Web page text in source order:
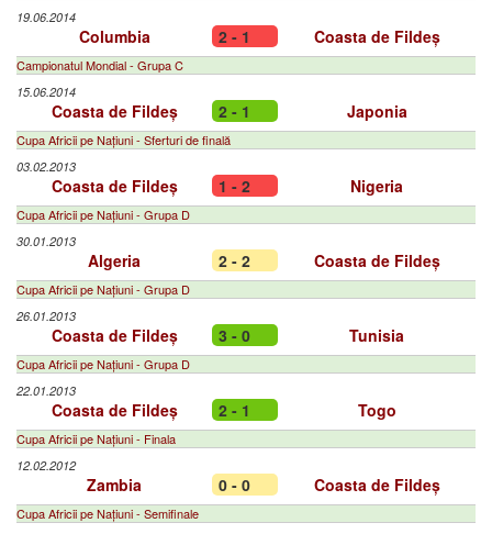
19.06.2014
Columbia 2 - 1 Coasta de Fildeș
Campionatul Mondial - Grupa C
15.06.2014
Coasta de Fildeș 2 - 1 Japonia
Cupa Africii pe Națiuni - Sferturi de finală
03.02.2013
Coasta de Fildeș 1 - 2 Nigeria
Cupa Africii pe Națiuni - Grupa D
30.01.2013
Algeria 2 - 2 Coasta de Fildeș
Cupa Africii pe Națiuni - Grupa D
26.01.2013
Coasta de Fildeș 3 - 0 Tunisia
Cupa Africii pe Națiuni - Grupa D
22.01.2013
Coasta de Fildeș 2 - 1 Togo
Cupa Africii pe Națiuni - Finala
12.02.2012
Zambia 0 - 0 Coasta de Fildeș
Cupa Africii pe Națiuni - Semifinale